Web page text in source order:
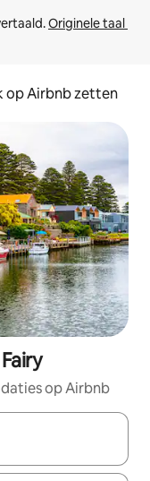
Originele taal
op Airbnb zetten
op Airbnb
maak je een keuze